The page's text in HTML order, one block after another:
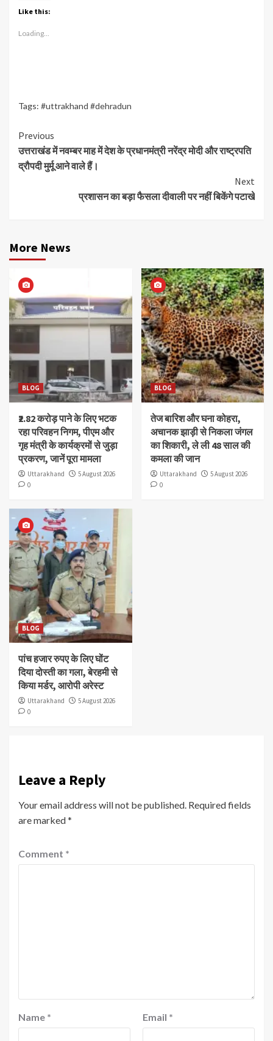
Like this:
Loading...
Tags: #uttrakhand #dehradun
Continue
Reading
Previous
उत्तराखंड में नवम्बर माह में देश के प्रधानमंत्री नरेंद्र मोदी और राष्ट्रपति
द्रौपदी मुर्मू आने वाले हैं।
Next
प्रशासन का बड़ा फैसला दीवाली पर नहीं बिकेंगे पटाखे
More News
BLOG
₹2.82 करोड़ पाने के लिए भटक
रहा परिवहन निगम, पीएम और
गृह मंत्री के कार्यक्रमों से जुड़ा
प्रकरण, जानें पूरा मामला
Uttarakhand
5 August 2026
0
BLOG
तेज बारिश और घना कोहरा,
अचानक झाड़ी से निकला जंगल
का शिकारी, ले ली 48 साल की
कमला की जान
Uttarakhand
5 August 2026
0
BLOG
पांच हजार रुपए के लिए घोंट
दिया दोस्ती का गला, बेरहमी से
किया मर्डर, आरोपी अरेस्ट
Uttarakhand
5 August 2026
0
Leave a Reply
Your email address will not be published. Required fields
are marked*
Comment *
Name * Email *